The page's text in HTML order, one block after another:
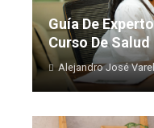
Guía De
Curso De
Alejandro José